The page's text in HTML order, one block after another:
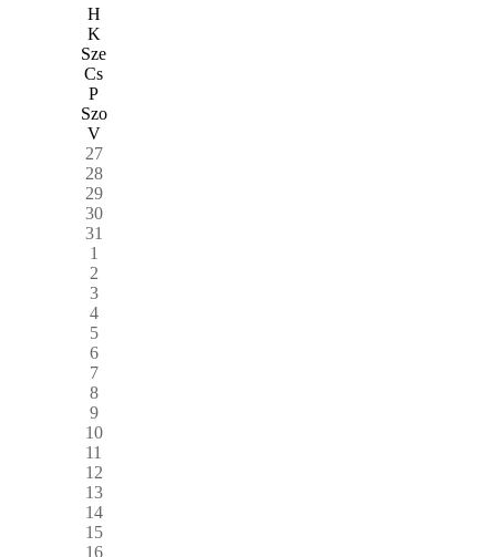
H
K
Sze
Cs
P
Szo
V
27
28
29
30
31
1
2
3
4
5
6
7
8
9
10
11
12
13
14
15
16